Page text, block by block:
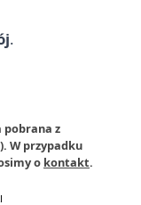
.
z
W przypadku
o kontakt.